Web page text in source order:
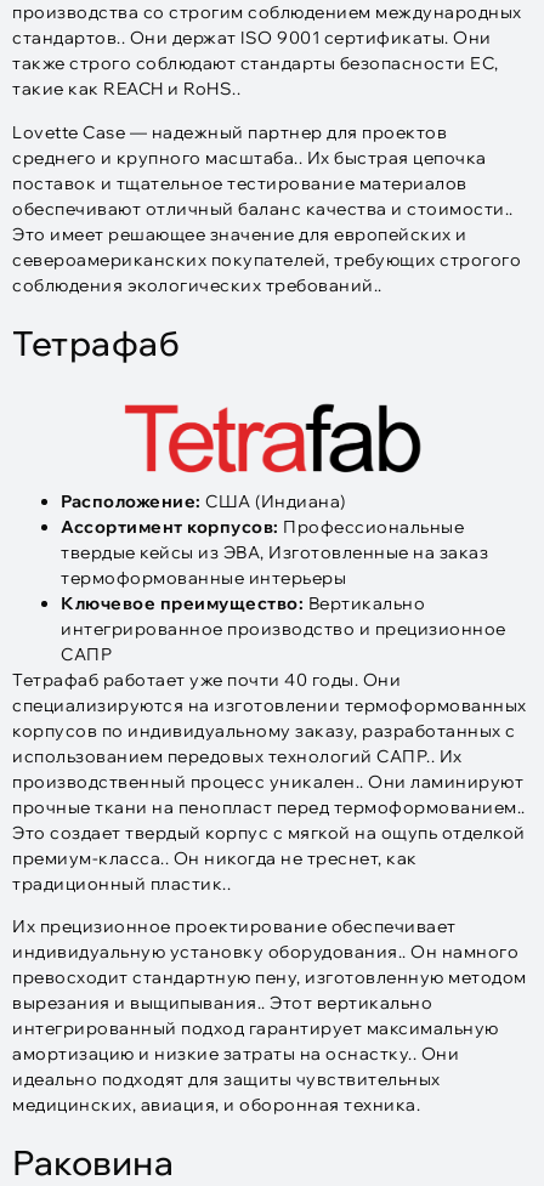
производства со строгим соблюдением международных
стандартов.. Они держат ISO 9001 сертификаты. Они
также строго соблюдают стандарты безопасности ЕС,
такие как REACH и RoHS..
Lovette Case — надежный партнер для проектов
среднего и крупного масштаба.. Их быстрая цепочка
поставок и тщательное тестирование материалов
обеспечивают отличный баланс качества и стоимости..
Это имеет решающее значение для европейских и
североамериканских покупателей, требующих строгого
соблюдения экологических требований..
Тетрафаб
Расположение: США (Индиана)
Ассортимент корпусов: Профессиональные
твердые кейсы из ЭВА, Изготовленные на заказ
термоформованные интерьеры
Ключевое преимущество: Вертикально
интегрированное производство и прецизионное
САПР
Тетрафаб работает уже почти 40 годы. Они
специализируются на изготовлении термоформованных
корпусов по индивидуальному заказу, разработанных с
использованием передовых технологий САПР.. Их
производственный процесс уникален.. Они ламинируют
прочные ткани на пенопласт перед термоформованием..
Это создает твердый корпус с мягкой на ощупь отделкой
премиум-класса.. Он никогда не треснет, как
традиционный пластик..
Их прецизионное проектирование обеспечивает
индивидуальную установку оборудования.. Он намного
превосходит стандартную пену, изготовленную методом
вырезания и выщипывания.. Этот вертикально
интегрированный подход гарантирует максимальную
амортизацию и низкие затраты на оснастку.. Они
идеально подходят для защиты чувствительных
медицинских, авиация, и оборонная техника.
Раковина